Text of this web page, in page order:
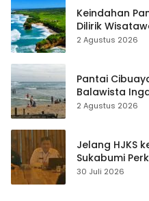
Keindahan
Dilirik
2 Agustus 2026
Pantai
Balawista
Waspada
2 Agustus 2026
Jelang HJKS
Sukabumi
Publikasi Digital
30 Juli 2026